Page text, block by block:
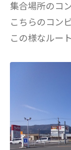
集合場所のコ
こちらのコン
この様なルー